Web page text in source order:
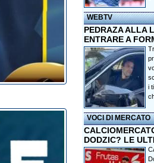
WEBTV
PEDRAZA ALLA
ENTRARE A
i
VOCI DI MERCATO
DODZIC? LE